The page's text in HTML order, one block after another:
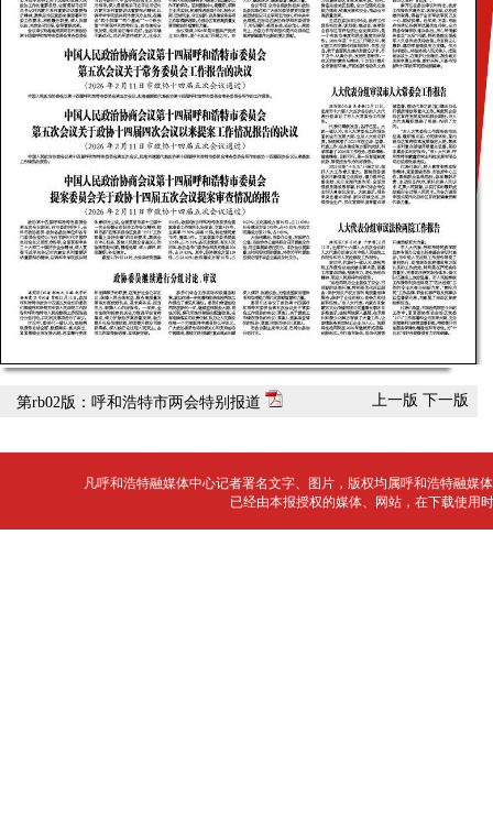
第rb02版：呼和浩特市两会特别报道 上一版 下一版
凡呼和浩特融媒体中心记者署名文字、图片，版权均属呼和浩特融媒
已经由本报授权的媒体、网站，在下载使用